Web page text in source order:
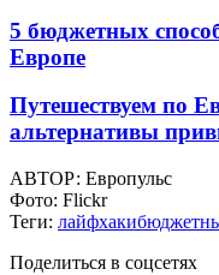
5 бюджетных
Европе
Путешествуем по
альтернативы
АВТОР: Европульс
Фото: Flickr
Теги: лайфхаки
Поделиться в соцсетях